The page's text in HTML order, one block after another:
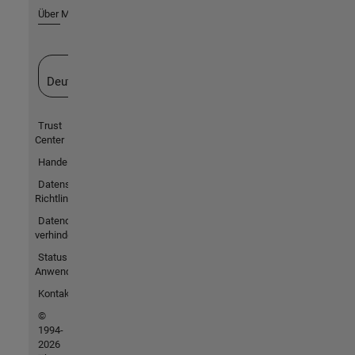
Über MathWorks
Deutschland
Trust
Center
Handelsmarken
Datenschutz-
Richtlinien
Datendiebstahl
verhindern
Status von
Anwendungen
Kontakt
©
1994-
2026